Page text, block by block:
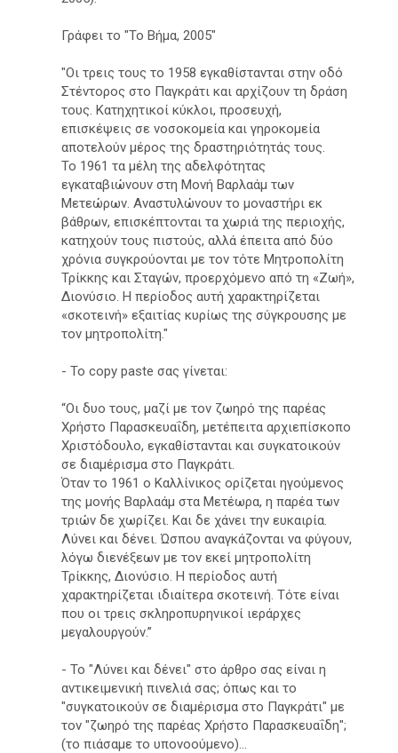
Γράφει το "Το Βήμα, 2005"
"Οι τρεις τους το 1958 εγκαθίστανται στην οδό
Στέντορος στο Παγκράτι και αρχίζουν τη δράση
τους. Κατηχητικοί κύκλοι, προσευχή,
επισκέψεις σε νοσοκομεία και γηροκομεία
αποτελούν μέρος της δραστηριότητάς τους.
Το 1961 τα μέλη της αδελφότητας
εγκαταβιώνουν στη Μονή Βαρλαάμ των
Μετεώρων. Αναστυλώνουν το μοναστήρι εκ
βάθρων, επισκέπτονται τα χωριά της περιοχής,
κατηχούν τους πιστούς, αλλά έπειτα από δύο
χρόνια συγκρούονται με τον τότε Μητροπολίτη
Τρίκκης και Σταγών, προερχόμενο από τη «Ζωή»,
Διονύσιο. H περίοδος αυτή χαρακτηρίζεται
«σκοτεινή» εξαιτίας κυρίως της σύγκρουσης με
τον μητροπολίτη."
- Το copy paste σας γίνεται:
“Οι δυο τους, μαζί με τον ζωηρό της παρέας
Χρήστο Παρασκευαΐδη, μετέπειτα αρχιεπίσκοπο
Χριστόδουλο, εγκαθίστανται και συγκατοικούν
σε διαμέρισμα στο Παγκράτι.
Όταν το 1961 ο Καλλίνικος ορίζεται ηγούμενος
της μονής Βαρλαάμ στα Μετέωρα, η παρέα των
τριών δε χωρίζει. Και δε χάνει την ευκαιρία.
Λύνει και δένει. Ώσπου αναγκάζονται να φύγουν,
λόγω διενέξεων με τον εκεί μητροπολίτη
Τρίκκης, Διονύσιο. H περίοδος αυτή
χαρακτηρίζεται ιδιαίτερα σκοτεινή. Τότε είναι
που οι τρεις σκληροπυρηνικοί ιεράρχες
μεγαλουργούν.”
- Το "Λύνει και δένει" στο άρθρο σας είναι η
αντικειμενική πινελιά σας; όπως και το
"συγκατοικούν σε διαμέρισμα στο Παγκράτι" με
τον "ζωηρό της παρέας Χρήστο Παρασκευαΐδη";
(το πιάσαμε το υπονοούμενο)...